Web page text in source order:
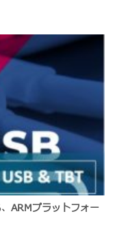
ARMプラットフォー